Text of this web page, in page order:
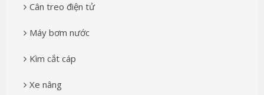
Cân treo điện tử
Máy bơm nước
Kìm cắt cáp
Xe nâng